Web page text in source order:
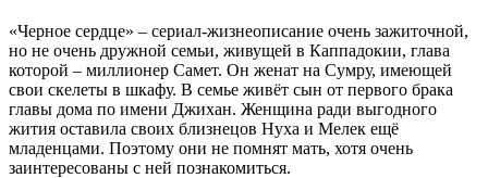
«Черное сердце» – сериал-жизнеописание очень зажиточной,
но не очень дружной семьи, живущей в Каппадокии, глава
которой – миллионер Самет. Он женат на Сумру, имеющей
свои скелеты в шкафу. В семье живёт сын от первого брака
главы дома по имени Джихан. Женщина ради выгодного
жития оставила своих близнецов Нуха и Мелек ещё
младенцами. Поэтому они не помнят мать, хотя очень
заинтересованы с ней познакомиться.